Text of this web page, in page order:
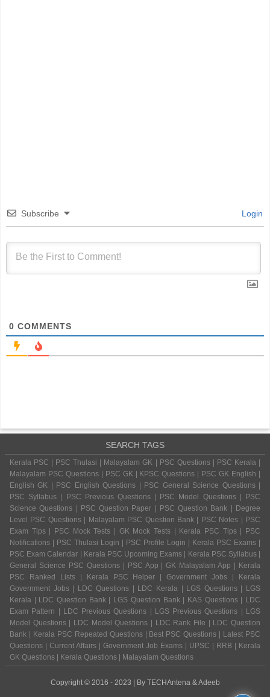
Subscribe Login
0 COMMENTS
SEARCH TAGS
Kerala PSC | PSC Thulasi | Malayalam GK | PSC Questions | PSC Kerala |
Malayalam PSC Questions | PSC GK | KPSC Questions | PSC GK English |
English GK | PSC English Questions | PSC General Science Questions |
PSC Syllabus | PSC Previous Questions | PSC Model Questions | PSC
Science Questions | PSC Question Paper | PSC Question Bank | Degree
Level PSC Questions | Malayalam PSC Question Bank | PSC Notes | PSC
Exam Tips | PSC Mock Tests | GK Mock Tests | Kerala PSC Tips | PSC
Notifications | PSC Thulasi Login | PSC Profile Login | Kerala PSC Exams |
PSC Exam Calendar | Kerala PSC Upcoming Exams | Kerala PSC Syllabus |
General Science PSC Questions | PSC App | GK Malayalam App | Kerala
PSC Ranked Lists | Kerala PSC Helper | Government Jobs | Kerala
Government Jobs | LDC Questions | LDC Kerala | LGS Questions | LGS
Kerala | LDC Question Bank | LGS Question Bank | KAS Questions | LDC
Exam Pattern | LDC Previous Questions | LGS Previous Questions | LGS
Model Questions | LDC Model Questions | LDC Rank File | LDC Question
Bank | Kerala PSC Repeated Questions | Best PSC Questions | Latest PSC
Questions | Current Affairs | Government Job Exams | UPSC | RRB | Kerala
GK Questions | Kerala Questions | Malayalam Questions
Copyright © 2016 - 2023 | By TECHAntena & Adeeb